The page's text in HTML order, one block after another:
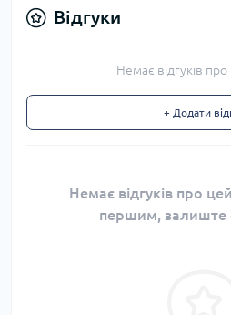
Відгуки
Немає відгуків
+ Додати
Немає відгуків про
першим, залиште